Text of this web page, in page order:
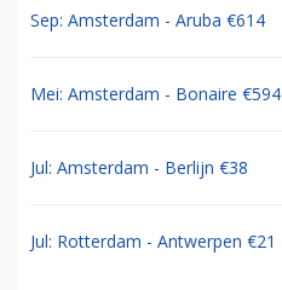
Sep: Amsterdam - Aruba €614
Mei: Amsterdam - Bonaire €594
Jul: Amsterdam - Berlijn €38
Jul: Rotterdam - Antwerpen €21